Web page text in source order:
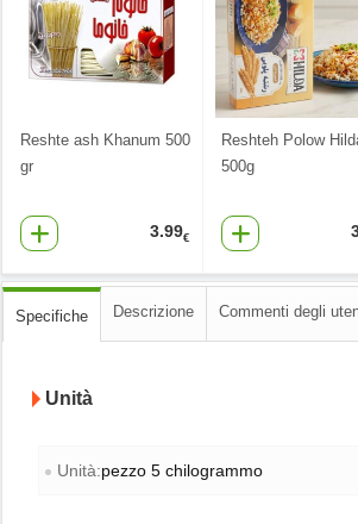
Reshte ash Khanum 500
gr
3.99€
Reshteh Polow
500g
Specifiche Descrizione Commenti degli
Unità
Unità:pezzo 5 chilogrammo